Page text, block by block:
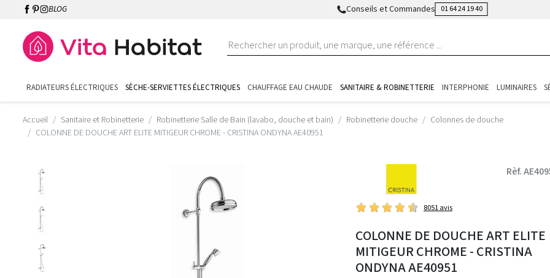
BLOG Conseils et Commandes 01 64 24 19 40
RADIATEURS ÉLECTRIQUES SÈCHE-SERVIETTES ÉLECTRIQUES CHAUFFAGE EAU CHAUDE SANITAIRE & ROBINETTERIE INTERPHONIE LUMINAIRES
Accueil Sanitaire et Robinetterie Robinetterie Salle de Bain (lavabo, douche et bain) Robinetterie douche
Colonnes de douche
COLONNE DE DOUCHE ART ELITE MITIGEUR CHROME - CRISTINA ONDYNA AE40951
Rèf.
8051 avis
COLONNE DE DOUCHE ART ELITE
MITIGEUR CHROME - CRISTINA
ONDYNA AE40951